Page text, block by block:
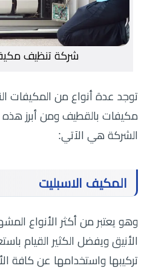
شركة تنظيف
توجد عدة أنواع من المكيفات
مكيفات بالقطيف ومن أبرز هذه
الشركة هي الآتي:
المكيف الاسبليت
وهو يعتبر من أكثر الأنواع
الأنيق ويفضل الكثير القيام
تركيبها واستخدامها عن كافة